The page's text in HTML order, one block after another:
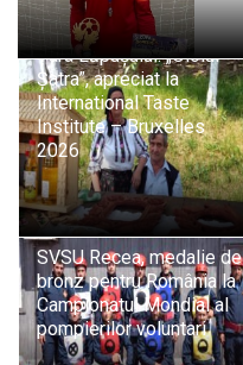
Tradiție și pasiune din
Țara Lăpușului: „Oloiul
Șatra”, apreciat la
International Taste
Institute – Bruxelles
2026
SVSU Recea, medalie de
bronz pentru România la
Campionatul Mondial al
pompierilor voluntari